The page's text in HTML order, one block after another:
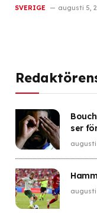
SVERIGE augusti 5,
ser
augusti
augusti